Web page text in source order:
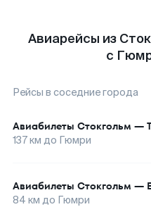
Авиарейсы из
с
Рейсы в соседние города
Авиабилеты Стокгольм —
137км до Гюмри
Авиабилеты Стокгольм —
84 км до Гюмри